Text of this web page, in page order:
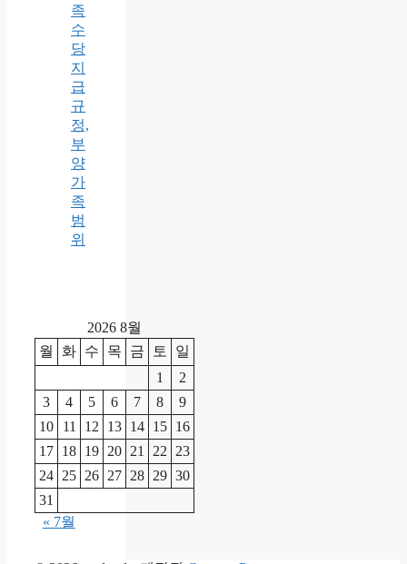
족
수
당
지
급
규
정,
부
양
가
족
범
위
2026 8월
월
화 수 목 금 토
일
1
2
3
4 5 6 7 8
9
10
11 12 13 14 15 16
17 18 19 20 21 22
23
24 25 26 27 28 29 30
31
« 7월